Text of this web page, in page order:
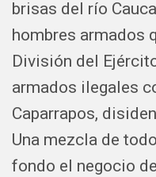
brisas del río
hombres armados
División del
armados ilegales
Caparrapos,
Una mezcla de
fondo el negocio